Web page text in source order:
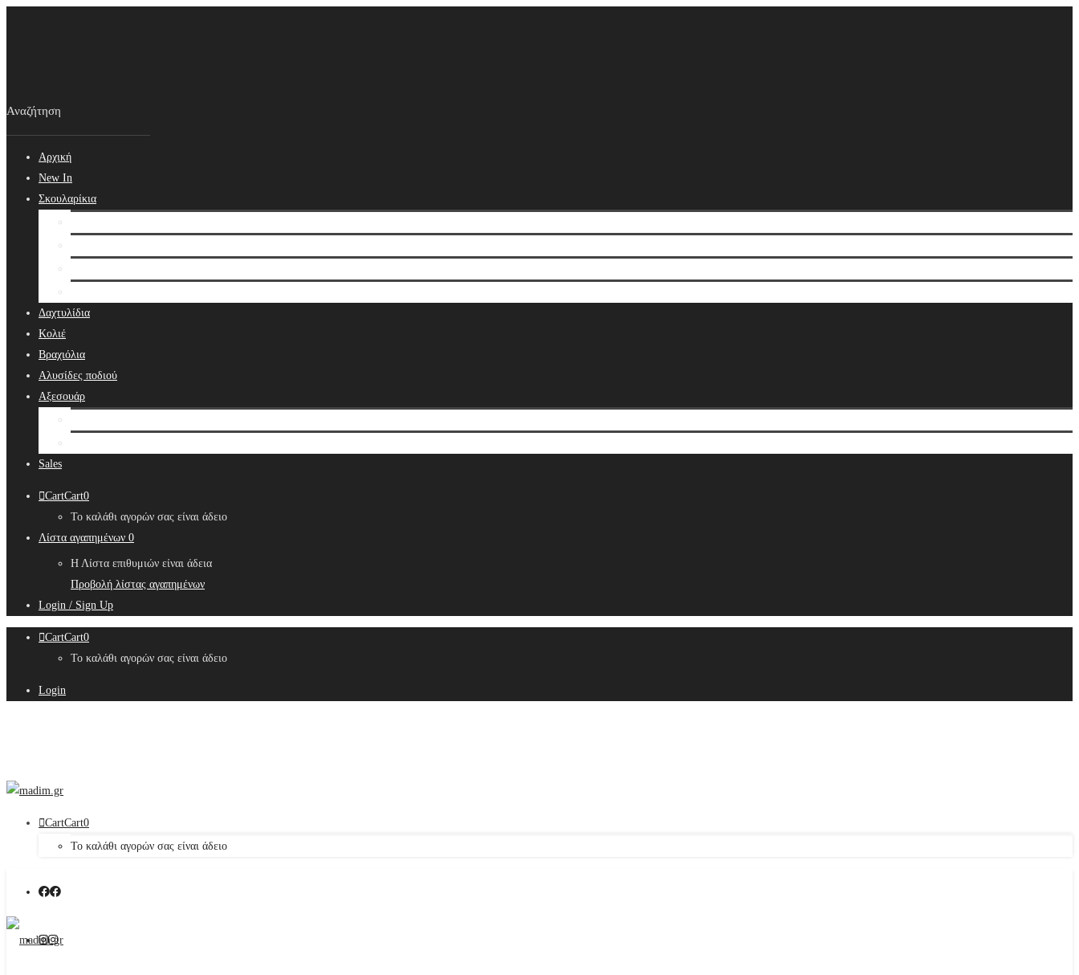
Αρχική
New In
Σκουλαρίκια
Δαχτυλίδια
Κολιέ
Βραχιόλια
Αλυσίδες ποδιού
Αξεσουάρ
Sales
CartCart0
Το καλάθι αγορών σας είναι άδειο
Λίστα αγαπημένων 0
Η Λίστα επιθυμιών είναι άδεια
Προβολή λίστας αγαπημένων
Login / Sign Up
CartCart0
Το καλάθι αγορών σας είναι άδειο
Login
CartCart0
Το καλάθι αγορών σας είναι άδειο